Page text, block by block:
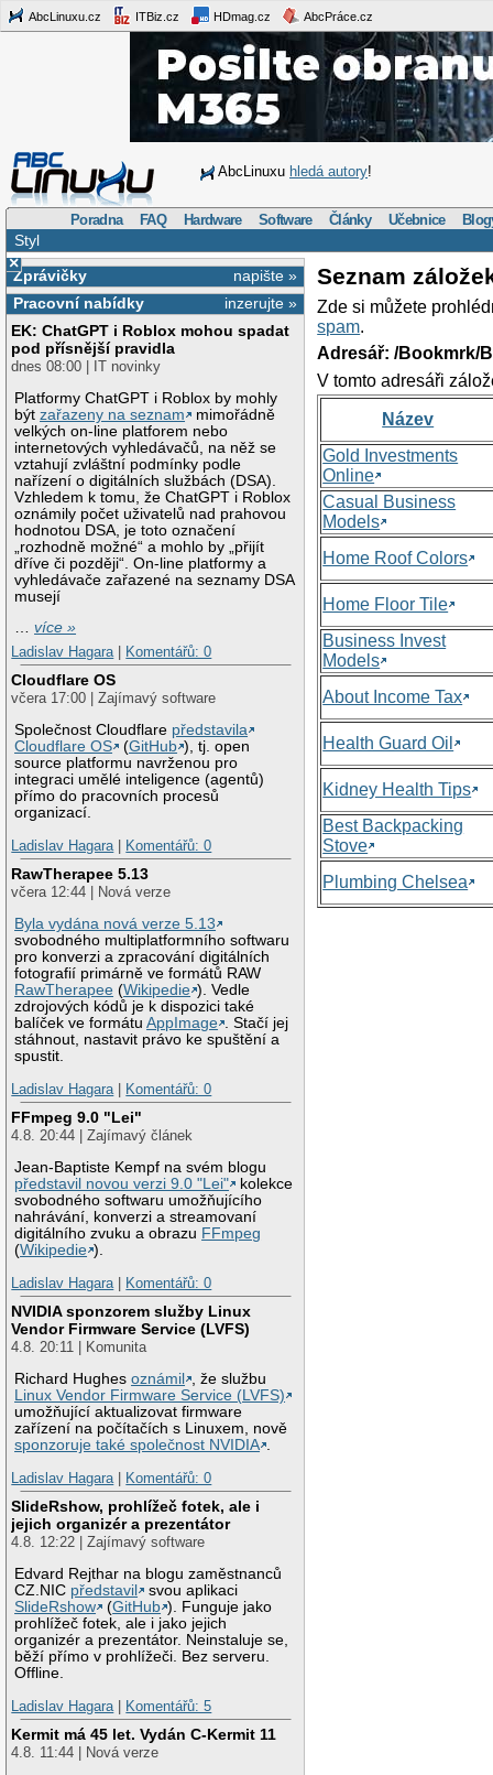
AbcLinuxu.cz ITBiz.cz HDmag.cz AbcPráce.cz
AbcLinuxu hledá autory!
Poradna FAQ Hardware Software Články Učebnice
Styl
×
napište »
Zprávičky
inzerujte »
Pracovní nabídky
EK: ChatGPT i Roblox mohou spadat
pod přísnější pravidla
dnes 08:00 | IT novinky
Platformy ChatGPT i Roblox by mohly
býtzařazeny na seznam
mimořádně
velkých on-line platforem nebo
internetových vyhledávačů, na něž se
vztahují zvláštní podmínky podle
nařízení o digitálních službách (DSA).
Vzhledem k tomu, že ChatGPT i Roblox
oznámily počet uživatelů nad prahovou
hodnotou DSA, je toto označení
„rozhodně možné“ a mohlo by „přijít
dříve či později“. On-line platformy a
vyhledávače zařazené na seznamy DSA
musejí
…více »
Ladislav Hagara
Komentářů: 0
Cloudflare OS
včera 17:00 | Zajímavý software
Společnost Cloudflare představila
Cloudflare OS
(GitHub ), tj. open
source platformu navrženou pro
integraci umělé inteligence (agentů)
přímo do pracovních procesů
organizací.
Ladislav Hagara
Komentářů: 0
RawTherapee 5.13
včera 12:44 | Nová verze
Byla vydána nová verze 5.13
svobodného multiplatformního softwaru
pro konverzi a zpracování digitálních
fotografií primárně ve formátů RAW
RawTherapee (Wikipedie ). Vedle
zdrojových kódů je k dispozici také
balíček ve formátuAppImage . Stačí jej
stáhnout, nastavit právo ke spuštění a
spustit.
Ladislav Hagara
Komentářů: 0
FFmpeg 9.0 "Lei"
4.8. 20:44 | Zajímavý článek
Jean-Baptiste Kempf na svém blogu
představil novou verzi 9.0 "Lei"
kolekce
svobodného softwaru umožňujícího
nahrávání, konverzi a streamovaní
digitálního zvuku a obrazu FFmpeg
(Wikipedie ).
Ladislav Hagara
Komentářů: 0
NVIDIA sponzorem služby Linux
Vendor Firmware Service (LVFS)
4.8. 20:11 | Komunita
Richard Hughesoznámil
, že službu
Linux Vendor Firmware Service (LVFS)
umožňující aktualizovat firmware
zařízení na počítačích s Linuxem, nově
sponzoruje také společnost NVIDIA .
Ladislav Hagara | Komentářů: 0
SlideRshow, prohlížeč fotek, ale i
jejich organizér a prezentátor
4.8. 12:22 | Zajímavý software
Edvard Rejthar na blogu zaměstnanců
CZ.NIC představil
svou aplikaci
SlideRshow
(GitHub ). Funguje jako
prohlížeč fotek, ale i jako jejich
organizér a prezentátor. Neinstaluje se,
běží přímo v prohlížeči. Bez serveru.
Offline.
Ladislav Hagara | Komentářů: 5
Kermit má 45 let. Vydán C-Kermit 11
4.8. 11:44 | Nová verze
Seznam
Zde si můžete
spam.
Adresář: /Bookmrk/
V tomto adresáři
Název
Gold Investments
Online
Casual Business
Models
Home Roof Colors
Home Floor Tile
Business Invest
Models
About Income Tax
Health Guard Oil
Kidney Health Tips
Best Backpacking
Stove
Plumbing Chelsea